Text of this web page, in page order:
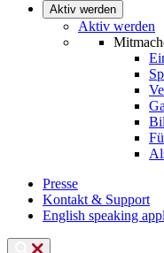
Aktiv werden
Aktiv werden
Presse
Kontakt & Support
English speaking